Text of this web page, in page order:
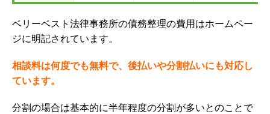
ベリーベスト法律事務所の債務整理の費用はホームペー
ジに明記されています。
相談料は何度でも無料で、後払いや分割払いにも対応し
ています。
分割の場合は基本的に半年程度の分割が多いとのことで